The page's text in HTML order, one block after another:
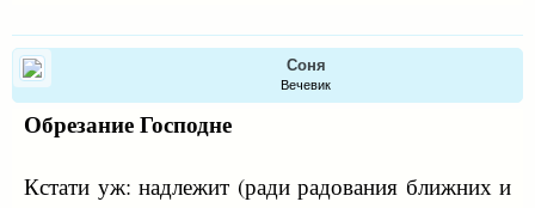
Соня
Вечевик
Обрезание Господне
Кстати уж: надлежит (ради радования ближних и